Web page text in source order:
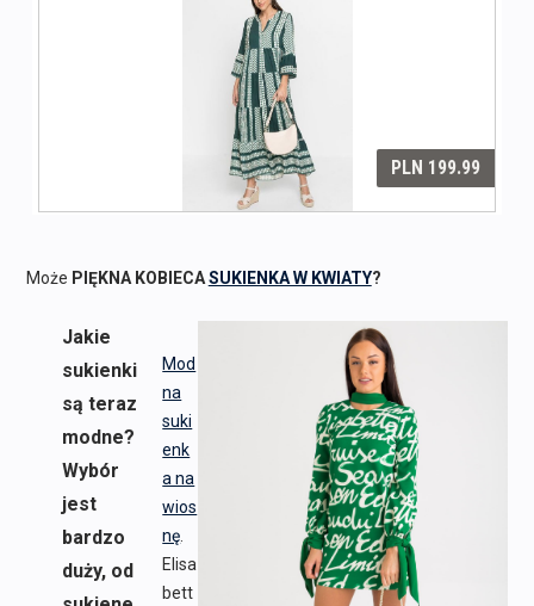
Może PIĘKNA KOBIECASUKIENKA W KWIATY?
Mod
na
suki
enk
a na
wios
nę
Elisa
bett
Jakie
sukienki
są teraz
modne?
Wybór
jest
bardzo
duży, od